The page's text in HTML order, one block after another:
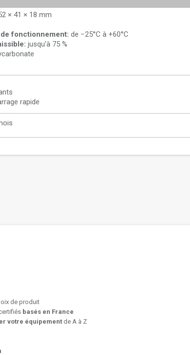
× 41 × 18 mm
fonctionnement: de −25°C à +60°C
jusqu'à 75 %
rapide
de produit
basés en France
votre équipement de A à Z